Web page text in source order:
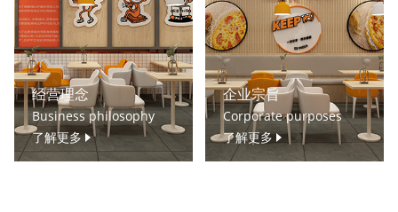
经营理念
Business philosophy
了解更多
企业宗旨
Corporate purposes
了解更多